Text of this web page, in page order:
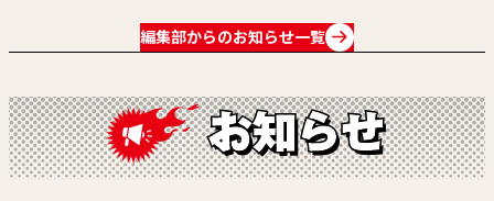
編集部からのお知らせ一覧